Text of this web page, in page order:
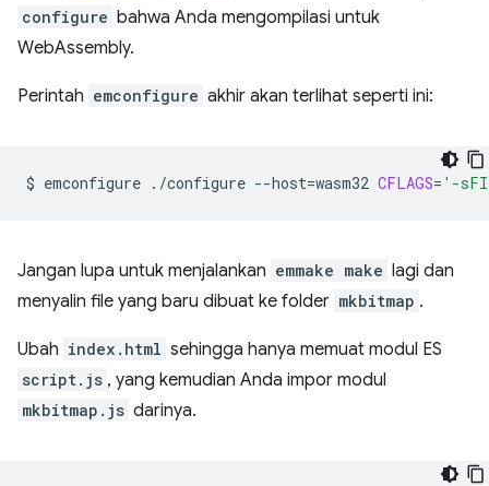
configure bahwa Anda mengompilasi untuk
WebAssembly.
Perintah emconfigure akhir akan terlihat seperti ini:
$ emconfigure ./configure --host=wasm32 CFLAGS= '-
Jangan lupa untuk menjalankan emmake make lagi dan
menyalin file yang baru dibuat ke folder mkbitmap .
Ubah index.html sehingga hanya memuat modul ES
script.js , yang kemudian Anda impor modul
mkbitmap.js darinya.